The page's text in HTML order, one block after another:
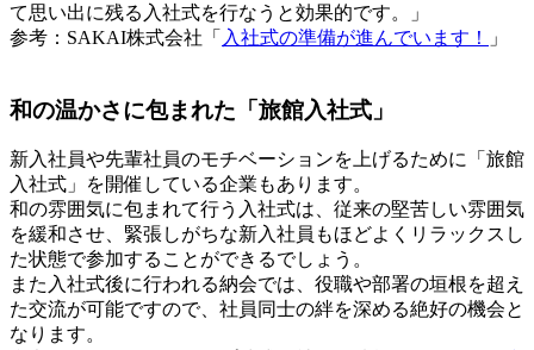
て思い出に残る入社式を行なうと効果的です。」
参考：SAKAI株式会社「 入社式の準備が進んでいます！ 」
和の温かさに包まれた「旅館入社式」
新入社員や先輩社員のモチベーションを上げるために「旅館
入社式」を開催している企業もあります。
和の雰囲気に包まれて行う入社式は、従来の堅苦しい雰囲気
を緩和させ、緊張しがちな新入社員もほどよくリラックスし
た状態で参加することができるでしょう。
また入社式後に行われる納会では、役職や部署の垣根を超え
た交流が可能ですので、社員同士の絆を深める絶好の機会と
なります。